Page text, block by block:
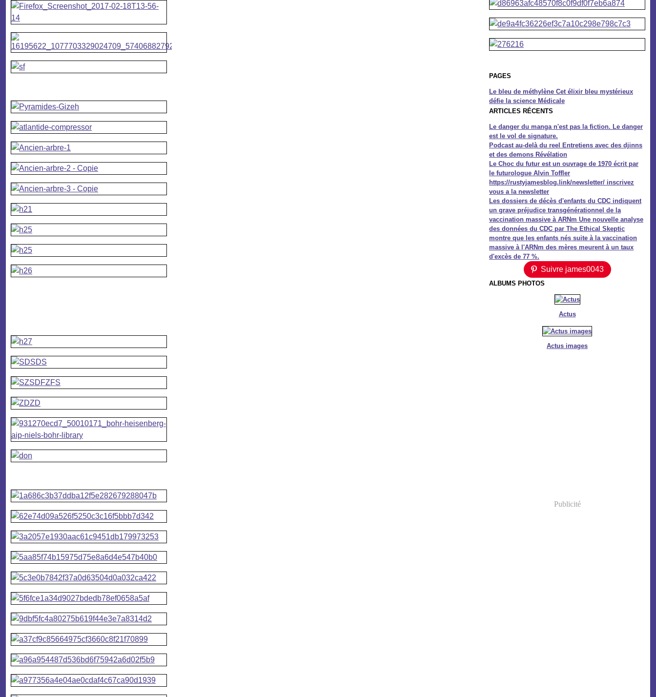
PAGES
Le bleu de méthylène Cet élixir bleu mystérieux
défie la science Médicale
ARTICLES RÉCENTS
Le danger du manga n'est pas la fiction. Le danger
est le vol de signature.
Podcast au-delà du reel Entretiens avec des djinns
et des demons Révélation
Le Choc du futur est un ouvrage de 1970 écrit par
le futurologue Alvin Toffler
https://rustyjamesblog.link/newsletter/ inscrivez
vous a la newsletter
Les dossiers de décès d'enfants du CDC indiquent
un grave préjudice transgénérationnel de la
vaccination massive à ARNm Une nouvelle analyse
des données du CDC par The Ethical Skeptic
montre que les enfants nés suite à la vaccination
massive à l'ARNm des mères meurent à un taux
d'excès de 77 %.
Suivre james0043
ALBUMS PHOTOS
Actus
Actus images
Publicité